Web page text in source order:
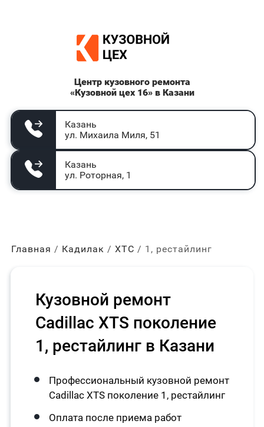
Центр кузовного ремонта
«Кузовной цех 16» в Казани
Казань
ул. Михаила Миля, 51
Казань
ул. Роторная, 1
Главная Кадилак ХТС 1, рестайлинг
Кузовной ремонт
Cadillac XTS поколение
1, рестайлинг в Казани
Профессиональный кузовной ремонт
Cadillac XTS поколение 1, рестайлинг
Оплата после приема работ